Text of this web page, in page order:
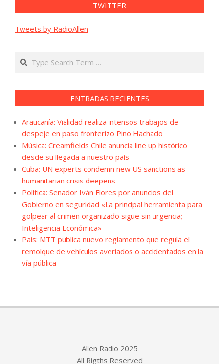
TWITTER
Tweets by RadioAllen
Search
ENTRADAS RECIENTES
Araucanía: Vialidad realiza intensos trabajos de
despeje en paso fronterizo Pino Hachado
Música: Creamfields Chile anuncia line up histórico
desde su llegada a nuestro país
Cuba: UN experts condemn new US sanctions as
humanitarian crisis deepens
Política: Senador Iván Flores por anuncios del
Gobierno en seguridad «La principal herramienta para
golpear al crimen organizado sigue sin urgencia;
Inteligencia Económica»
País: MTT publica nuevo reglamento que regula el
remolque de vehículos averiados o accidentados en la
vía pública
Allen Radio 2025
All Rigths Reserved